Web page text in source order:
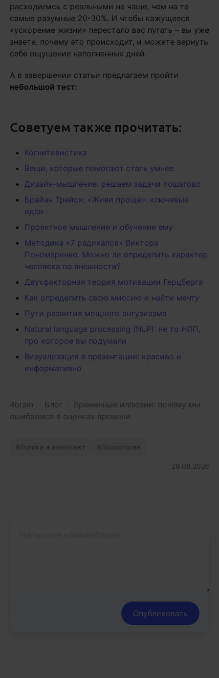
расходились с реальными не чаще, чем на те
самые разумные 20-30%. И чтобы кажущееся
«ускорение жизни» перестало вас пугать – вы уже
знаете, почему это происходит, и можете вернуть
себе ощущение наполненных дней.
А в завершении статьи предлагаем пройти
небольшой тест:
Советуем также прочитать:
Когнитивистика
Вещи, которые помогают стать умнее
Дизайн-мышление: решаем задачи пошагово
Брайан Трейси: «Живи проще»: ключевые
идеи
Проектное мышление и обучение ему
Методика «7 радикалов» Виктора
Пономаренко. Можно ли определить характер
человека по внешности?
Двухфакторная теория мотивации Герцберга
Как определить свою миссию и найти мечту
Пути развития мощного энтузиазма
Natural language processing (NLP): не то НЛП,
про которое вы подумали
Визуализация в презентации: красиво и
информативно
4brain Блог
Временные иллюзии: почему мы
ошибаемся в оценках времени
Логика и интеллект Психология
29.08.2026
Опубликовать